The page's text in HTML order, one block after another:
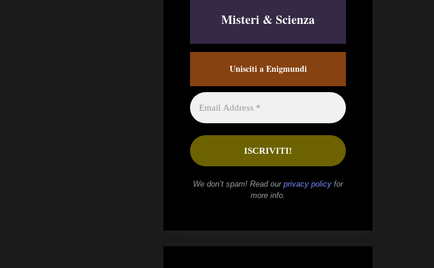
Misteri & Scienza
Unisciti a Enigmundi
We don’t spam! Read our privacy policy for
more info.